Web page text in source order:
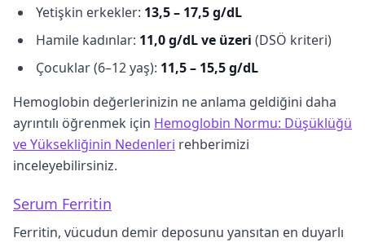
Yetişkin erkekler: 13,5 – 17,5 g/dL
Hamile kadınlar: 11,0 g/dL ve üzeri (DSÖ kriteri)
Çocuklar (6–12 yaş): 11,5 – 15,5 g/dL
Hemoglobin değerlerinizin ne anlama geldiğini daha
ayrıntılı öğrenmek için Hemoglobin Normu: Düşüklüğü
ve Yüksekliğinin Nedenleri rehberimizi
inceleyebilirsiniz.
Serum Ferritin
Ferritin, vücudun demir deposunu yansıtan en duyarlı